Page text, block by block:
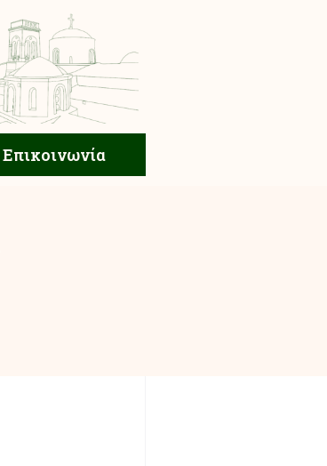
Επικοινωνία
Επικοινωνία